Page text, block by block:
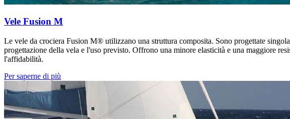
Vele Fusion M
Le vele da crociera Fusion M® utilizzano una struttura composita. Sono progettate
progettazione della vela e l'uso previsto. Offrono una minore elasticità e una maggiore
l'affidabilità.
Per saperne di più